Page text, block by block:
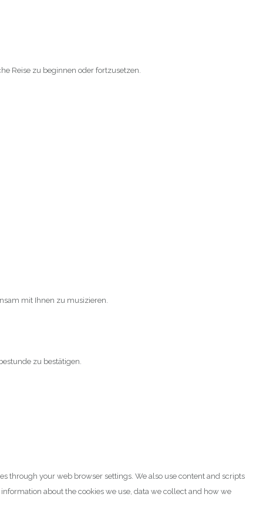
Reise zu beginnen oder fortzusetzen.
mit Ihnen zu musizieren.
zu bestätigen.
through your web browser settings. We also use content and scripts
about the cookies we use, data we collect and how we